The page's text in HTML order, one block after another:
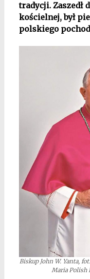
tradycji. Zaszedł
kościelnej, był
polskiego
Biskup John W. Yanta,
Maria Polish